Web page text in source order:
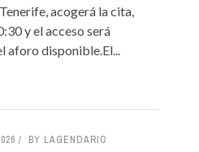
acogerá la cita,
y el acceso será
disponible.El...
BY LAGENDARIO